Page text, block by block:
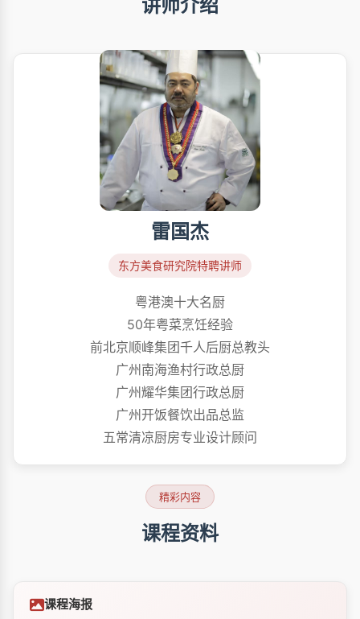
讲师介绍
雷国杰
东方美食研究院特聘讲师
粤港澳十大名厨
50年粤菜烹饪经验
前北京顺峰集团千人后厨总教头
广州南海渔村行政总厨
广州耀华集团行政总厨
广州开饭餐饮出品总监
五常清凉厨房专业设计顾问
精彩内容
课程资料
课程海报